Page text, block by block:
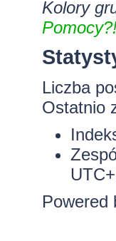
Kolory
Liczba
Ostatnio
Powered